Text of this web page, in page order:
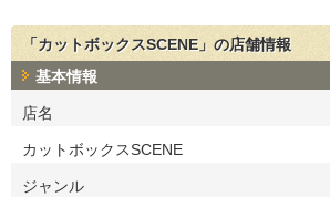
「カットボックスSCENE」の店舗情報
基本情報
店名
カットボックスSCENE
ジャンル